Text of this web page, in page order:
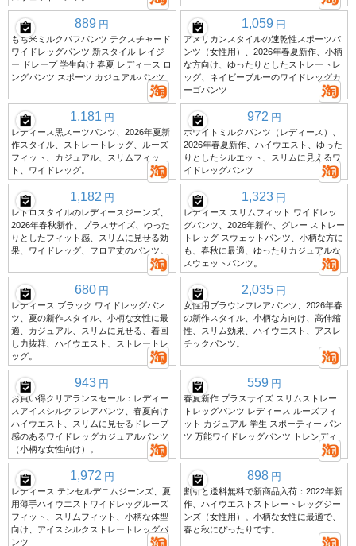
889 円
もち米ミルクパフパンツ テクスチャード
ワイドレッグパンツ 新スタイル レイジ
ー ドレープ 学生向け 春夏 レディース ロ
ングパンツ スポーツ カジュアルパンツ
1,059 円
アメリカンスタイルの速乾性スポーツパ
ンツ（女性用）、2026年春夏新作、小柄
な方向け、ゆったりとしたストレートレ
ッグ、ネイビーブルーのワイドレッグカ
ーゴパンツ
1,181 円
レディース黒スーツパンツ、2026年夏新
作スタイル、ストレートレッグ、ルーズ
フィット、カジュアル、スリムフィッ
ト、ワイドレッグ。
972 円
ホワイトミルクパンツ（レディース）、
2026年春夏新作、ハイウエスト、ゆった
りとしたシルエット、スリムに見えるワ
イドレッグパンツ
1,182 円
レトロスタイルのレディースジーンズ、
2026年春秋新作、プラスサイズ、ゆった
りとしたフィット感、スリムに見せる効
果、ワイドレッグ、フロア丈のパンツ。
1,323 円
レディース スリムフィット ワイドレッ
グパンツ、2026年新作、グレー ストレー
トレッグ スウェットパンツ、小柄な方に
も、春秋に最適、ゆったりカジュアルな
スウェットパンツ。
680 円
レディース ブラック ワイドレッグパン
ツ、夏の新作スタイル、小柄な女性に最
適、カジュアル、スリムに見せる、着回
し力抜群、ハイウエスト、ストレートレ
ッグ。
2,035 円
女性用ブラウンフレアパンツ、2026年春
の新作スタイル、小柄な方向け、高伸縮
性、スリム効果、ハイウエスト、アスレ
チックパンツ。
943 円
お買い得クリアランスセール：レディー
スアイスシルクフレアパンツ、春夏向け
ハイウエスト、スリムに見せるドレープ
感のあるワイドレッグカジュアルパンツ
（小柄な女性向け）。
559 円
春夏新作 プラスサイズ スリムストレー
トレッグパンツ レディース ルーズフィ
ット カジュアル 学生 スポーティー パン
ツ 万能ワイドレッグパンツ トレンディ
1,972 円
レディース テンセルデニムジーンズ、夏
用薄手ハイウエストワイドレッグルーズ
フィット、スリムフィット、小柄な体型
向け、アイスシルクストレートレッグパ
ンツ
898 円
割引と送料無料で新商品入荷：2022年新
作、ハイウエストストレートレッグジー
ンズ（女性用）。小柄な女性に最適で、
春と秋にぴったりです。